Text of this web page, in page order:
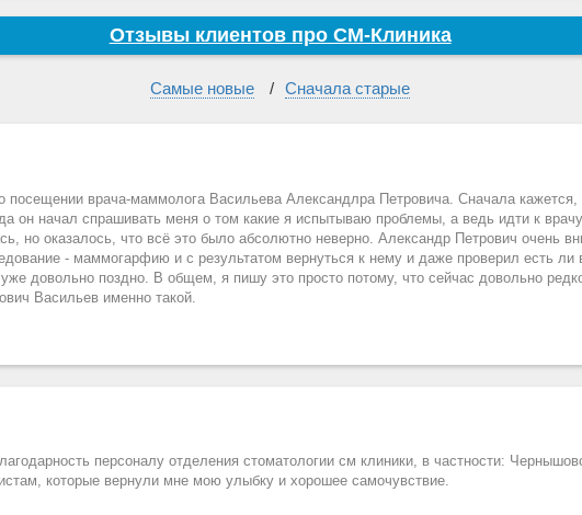
Отзывы клиентов про СМ-Клиника
Самые новые Сначала старые
посещении врача-маммолога Васильева Александлра Петровича. Сначала кажется,
он начал спрашивать меня о том какие я испытываю проблемы, а ведь идти к
но оказалось, что всё это было абсолютно неверно. Александр Петрович очень
- маммогарфию и с результатом вернуться к нему и даже проверил есть ли
довольно поздно. В общем, я пишу это просто потому, что сейчас довольно
Васильев именно такой.
персоналу отделения стоматологии см клиники, в частности:
которые вернули мне мою улыбку и хорошее самочувствие.